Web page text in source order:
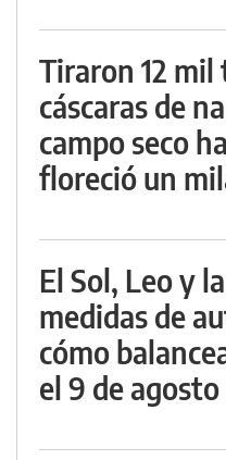
Tiraron 12 mil
cáscaras de
campo seco
floreció un
El Sol, Leo y
medidas de
cómo
el 9 de agosto